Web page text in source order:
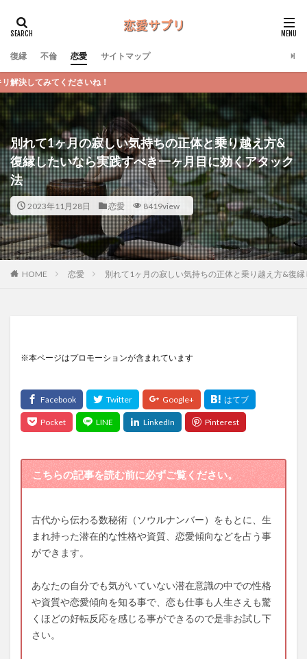
復縁 不倫 恋愛 サイトマップ
別れて1ヶ月の寂しい気持ちの正体と乗り越え方&
復縁したいなら実践すべき一ヶ月目に効くアタック
法
2023年11月28日 恋愛 8419view
HOME 恋愛 別れて1ヶ月の寂しい気持ちの正体と乗り越え方&復
※本ページはプロモーションが含まれています
こちらの記事を読む前に必ずご覧ください。
古代から伝わる数秘術（ソウルナンバー）をもとに、生
まれ持った潜在的な性格や資質、恋愛傾向などを占う事
ができます。
あなたの自分でも気がいていない潜在意識の中での性格
や資質や恋愛傾向を知る事で、恋も仕事も人生さえも驚
くほどの好転反応を感じる事ができるので是非お試し下
さい。